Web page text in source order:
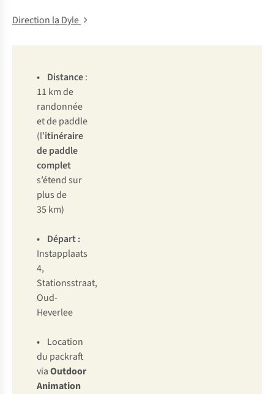
Direction la Dyle
• Distance:
11 km de
randonnée
et de paddle
(l’itinéraire
de paddle
complet
s’étend sur
plus de
35 km)
• Départ :
Instapplaats
4,
Stationsstraat,
Oud-
Heverlee
• Location
du packraft
viaOutdoor
Animation